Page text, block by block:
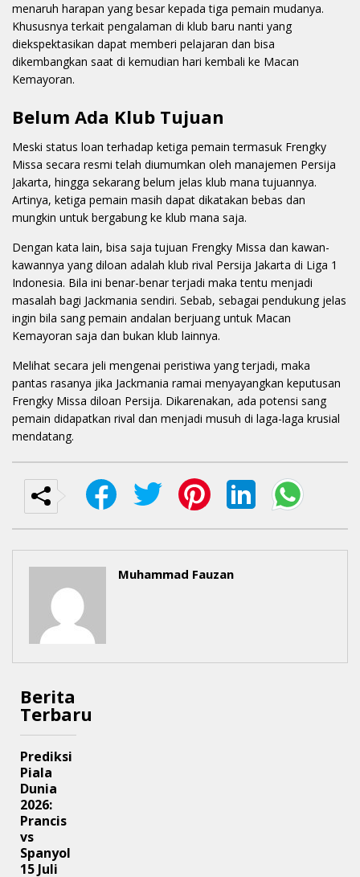
menaruh harapan yang besar kepada tiga pemain mudanya.
Khususnya terkait pengalaman di klub baru nanti yang
diekspektasikan dapat memberi pelajaran dan bisa
dikembangkan saat di kemudian hari kembali ke Macan
Kemayoran.
Belum Ada Klub Tujuan
Meski status loan terhadap ketiga pemain termasuk Frengky
Missa secara resmi telah diumumkan oleh manajemen Persija
Jakarta, hingga sekarang belum jelas klub mana tujuannya.
Artinya, ketiga pemain masih dapat dikatakan bebas dan
mungkin untuk bergabung ke klub mana saja.
Dengan kata lain, bisa saja tujuan Frengky Missa dan kawan-
kawannya yang diloan adalah klub rival Persija Jakarta di Liga 1
Indonesia. Bila ini benar-benar terjadi maka tentu menjadi
masalah bagi Jackmania sendiri. Sebab, sebagai pendukung jelas
ingin bila sang pemain andalan berjuang untuk Macan
Kemayoran saja dan bukan klub lainnya.
Melihat secara jeli mengenai peristiwa yang terjadi, maka
pantas rasanya jika Jackmania ramai menyayangkan keputusan
Frengky Missa diloan Persija. Dikarenakan, ada potensi sang
pemain didapatkan rival dan menjadi musuh di laga-laga krusial
mendatang.
Muhammad Fauzan
Berita
Terbaru
Prediksi
Piala
Dunia
2026:
Prancis
vs
Spanyol
15 Juli